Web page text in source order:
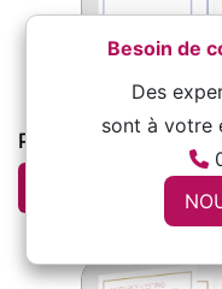
PR113 vœux
Voir la version
Besoin de
Des
sont à votre